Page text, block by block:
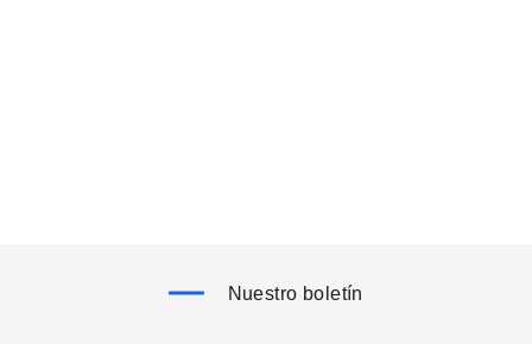
Nuestro boletín